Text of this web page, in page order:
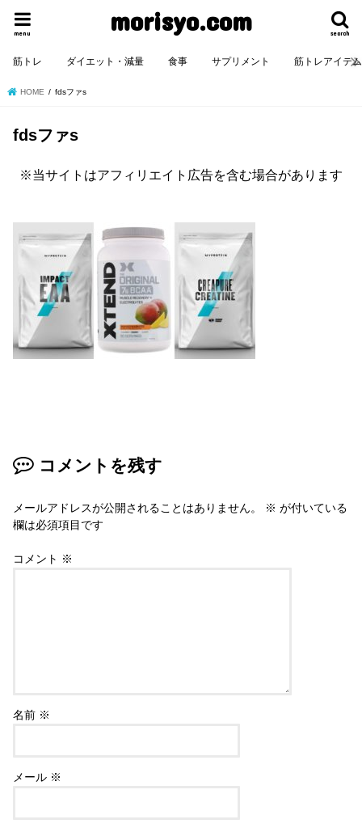
morisyo.com search
menu
筋トレ ダイエット・減量 食事 サプリメント 筋トレアイテム
HOME fdsファs
fdsファs
※当サイトはアフィリエイト広告を含む場合があります
コメントを残す
メールアドレスが公開されることはありません。 ※ が付いている
欄は必須項目です
コメント ※
名前 ※
メール ※